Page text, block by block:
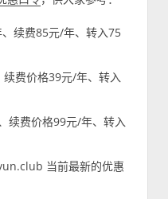
续费85元/年、转入75
费价格39元/年、转入
续费价格99元/年、转入
当前最新的优惠